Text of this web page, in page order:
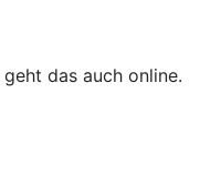
das auch online.